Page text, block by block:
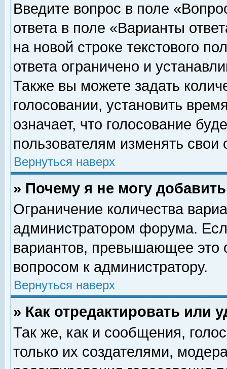
Введите вопрос в поле
ответа в поле «Варианты
на новой строке текстового
ответа ограничено и
Также вы можете задать
голосовании, установить
означает, что голосование
пользователям изменять свои
Вернуться наверх
» Почему я не могу
Ограничение количества
администратором форума.
вариантов, превышающее это
вопросом к администратору.
Вернуться наверх
» Как отредактировать или
Так же, как и сообщения,
только их создателями,